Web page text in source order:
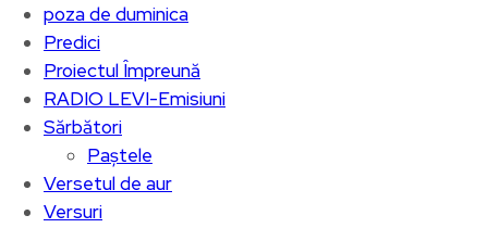
poza de duminica
Predici
Proiectul Împreună
RADIO LEVI-Emisiuni
Sărbători
Paștele
Versetul de aur
Versuri